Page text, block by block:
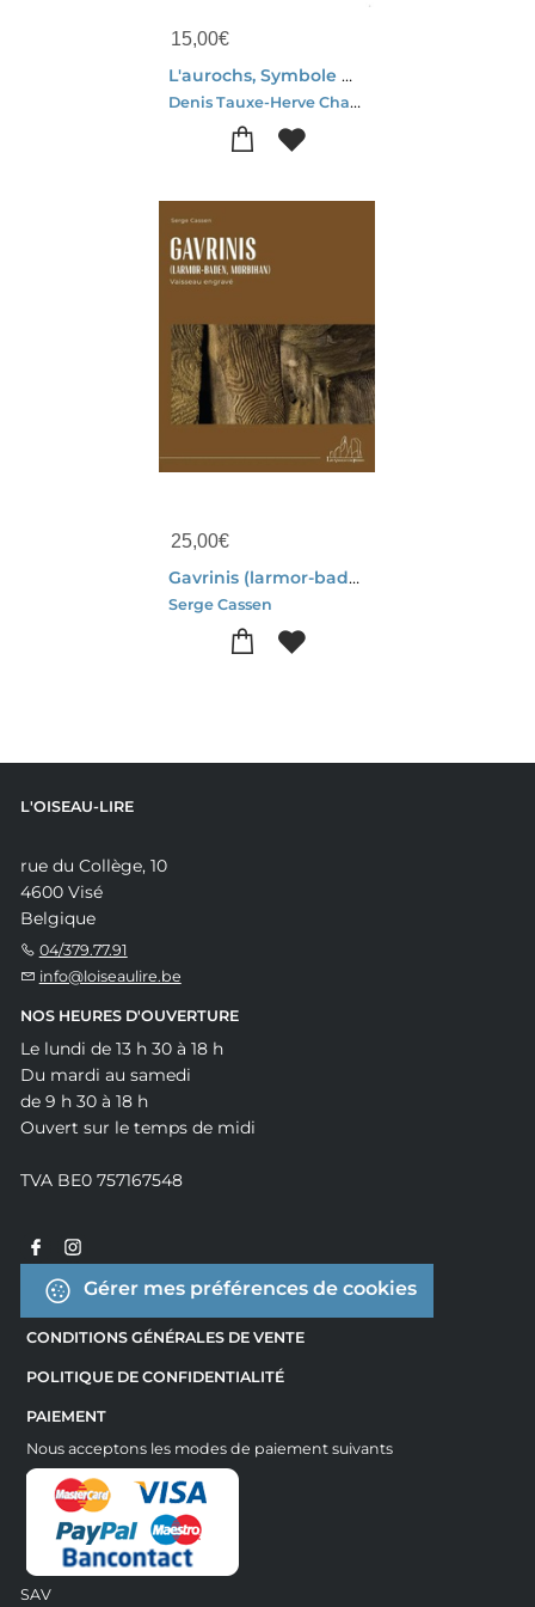
15,00€
L'aurochs, Symbole De Lascaux
Denis Tauxe-Herve Chassain
25,00€
Gavrinis (larmor-baden, Morbihan) : Vaisseau Engrave (2e Edition)
Serge Cassen
L'OISEAU-LIRE
rue du Collège, 10
4600 Visé
Belgique
04/379.77.91
info@loiseaulire.be
NOS HEURES D'OUVERTURE
Le lundi de 13 h 30 à 18 h
Du mardi au samedi
de 9 h 30 à 18 h
Ouvert sur le temps de midi
TVA BE0 757167548
Gérer mes préférences de cookies
CONDITIONS GÉNÉRALES DE VENTE
POLITIQUE DE CONFIDENTIALITÉ
PAIEMENT
Nous acceptons les modes de paiement suivants
SAV